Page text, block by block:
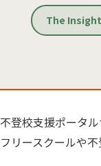
The Insight
不登校支援ポータ
フリースクールや